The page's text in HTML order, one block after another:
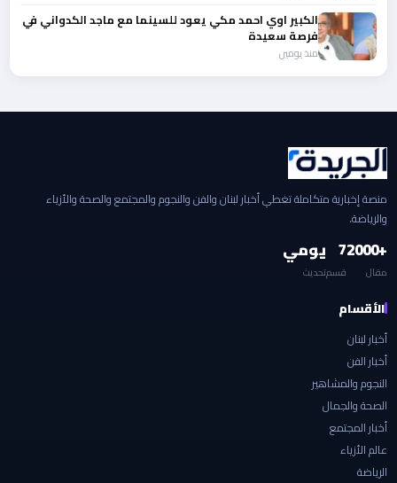
الكبير اوي احمد مكي يعود للسينما مع ماجد الكدواني في
فرصة سعيدة
منذ يومين
منصة إخبارية متكاملة تغطي أخبار لبنان والفن والنجوم والمجتمع والصحة والأزياء
والرياضة.
+2000
مقال
7
قسم
يومي
تحديث
الأقسام
أخبار لبنان
أخبار الفن
النجوم والمشاهير
الصحة والجمال
أخبار المجتمع
عالم الأزياء
الرياضة